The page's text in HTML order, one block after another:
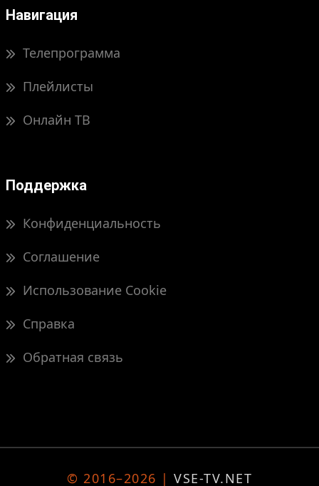
Навигация
Телепрограмма
Плейлисты
Онлайн ТВ
Поддержка
Конфиденциальность
Соглашение
Использование Cookie
Справка
Обратная связь
© 2016–2026 | VSE-TV.NET